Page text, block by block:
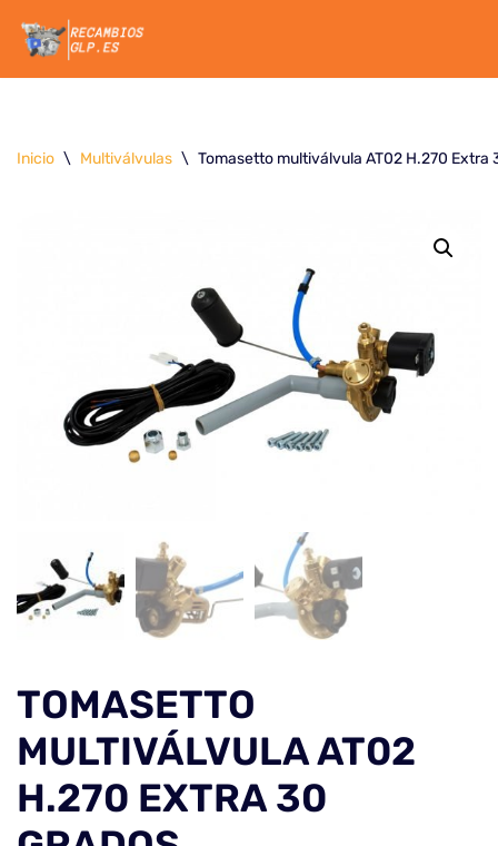
Saltar
Inicio \ Multiválvulas \ Tomasetto multiválvula AT02 H.270 Extra
TOMASETTO
MULTIVÁLVULA AT02
H.270 EXTRA 30